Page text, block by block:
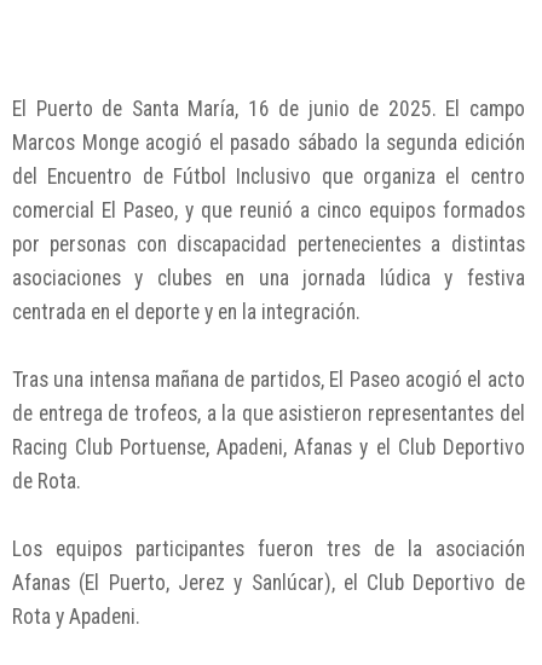
El Puerto de Santa María, 16 de junio de 2025. El campo
Marcos Monge acogió el pasado sábado la segunda edición
del Encuentro de Fútbol Inclusivo que organiza el centro
comercial El Paseo, y que reunió a cinco equipos formados
por personas con discapacidad pertenecientes a distintas
asociaciones y clubes en una jornada lúdica y festiva
centrada en el deporte y en la integración.
Tras una intensa mañana de partidos, El Paseo acogió el acto
de entrega de trofeos, a la que asistieron representantes del
Racing Club Portuense, Apadeni, Afanas y el Club Deportivo
de Rota.
Los equipos participantes fueron tres de la asociación
Afanas (El Puerto, Jerez y Sanlúcar), el Club Deportivo de
Rota y Apadeni.